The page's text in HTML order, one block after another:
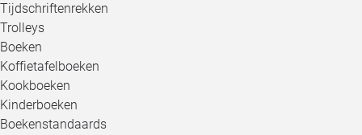
Tijdschriftenrekken
Trolleys
Boeken
Koffietafelboeken
Kookboeken
Kinderboeken
Boekenstandaards